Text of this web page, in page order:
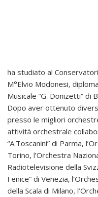
ha studiato al
M°Elvio Modonesi,
Musicale “G. Donizetti” di
Dopo aver ottenuto
presso le migliori
attività orchestrale
“A.Toscanini” di Parma,
Torino, l’Orchestra
Radiotelevisione della
Fenice” di Venezia,
della Scala di Milano,